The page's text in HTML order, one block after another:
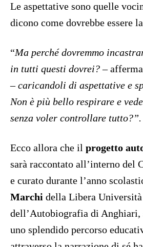
Le aspettative sono quelle
dicono come dovrebbe essere
“Ma perché dovremmo
in tutti questi dovrei?– afferma
–caricandoli di aspettative e
Non è più bello respirare e
senza voler controllare tutto?”.
Ecco allora che il progetto
sarà raccontato all’interno del
e curato durante l’anno
Marchi della Libera Università
dell’Autobiografia di Anghiari,
uno splendido percorso